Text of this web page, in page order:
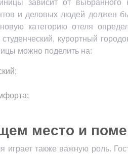
зависит от выбранного
и деловых людей должен
категорию отеля
курортный
можно поделить на:
место и
играет также важную роль.